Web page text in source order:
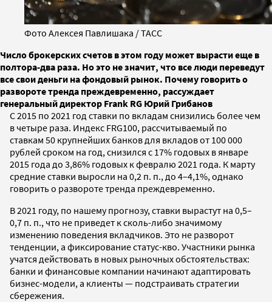
Фото Алексея Павлишака / ТАСС
Число брокерских счетов в этом году может вырасти еще в
полтора-два раза. Но это не значит, что все люди переведут
все свои деньги на фондовый рынок. Почему говорить о
развороте тренда преждевременно, рассуждает
генеральный директор Frank RG Юрий Грибанов
С 2015 по 2021 год ставки по вкладам снизились более чем
в четыре раза. Индекс FRG100, рассчитываемый по
ставкам 50 крупнейших банков для вкладов от 100 000
рублей сроком на год, снизился с 17% годовых в январе
2015 года до 3,86% годовых к февралю 2021 года. К марту
средние ставки выросли на 0,2 п. п., до 4–4,1%, однако
говорить о развороте тренда преждевременно.
В 2021 году, по нашему прогнозу, ставки вырастут на 0,5–
0,7 п. п., что не приведет к сколь-либо значимому
изменению поведения вкладчиков. Это не разворот
тенденции, а фиксирование статус-кво. Участники рынка
учатся действовать в новых рыночных обстоятельствах:
банки и финансовые компании начинают адаптировать
бизнес-модели, а клиенты — подстраивать стратегии
сбережения.